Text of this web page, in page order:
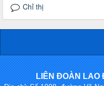
Chỉ thị
LIÊN ĐOÀN LAO